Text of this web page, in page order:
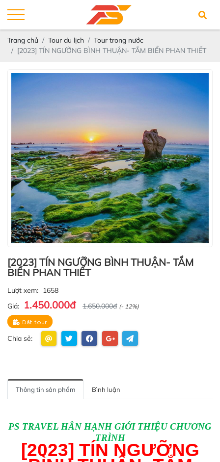
Trang chủ Tour du lịch
Tour trong nước
[2023] TÍN NGƯỠNG BÌNH THUẬN- TẮM BIỂN PHAN THIẾT
[2023] TÍN NGƯỠNG BÌNH THUẬN- TẮM
BIỂN PHAN THIẾT
Lượt xem: 1658
Giá:
1.450.000đ 1.650.000đ (- 12%)
Đặt tour
Chia sẻ:
Thông tin sản phẩm Bình luận
PS TRAVEL HÂN HẠNH GIỚI THIỆU CHƯƠNG
TRÌNH
[2023] TÍN NGƯỠNG